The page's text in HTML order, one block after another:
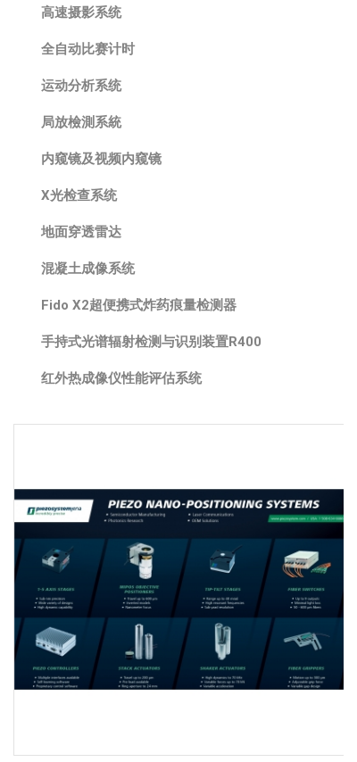
高速摄影系统
全自动比赛计时
运动分析系统
局放檢測系統
内窥镜及视频内窥镜
X光检查系统
地面穿透雷达
混凝土成像系统
Fido X2超便携式炸药痕量检测器
手持式光谱辐射检测与识别装置R400
红外热成像仪性能评估系统